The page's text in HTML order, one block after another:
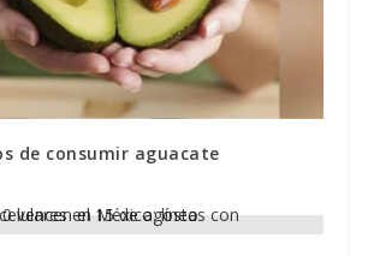
de consumir aguacate